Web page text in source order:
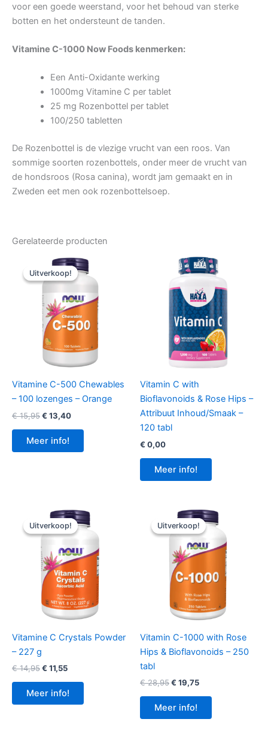
voor een goede weerstand, voor het behoud van sterke
botten en het ondersteunt de tanden.
Vitamine C-1000 Now Foods kenmerken:
Een Anti-Oxidante werking
1000mg Vitamine C per tablet
25 mg Rozenbottel per tablet
100/250 tabletten
De Rozenbottel is de vlezige vrucht van een roos. Van
sommige soorten rozenbottels, onder meer de vrucht van
de hondsroos (Rosa canina), wordt jam gemaakt en in
Zweden eet men ook rozenbottelsoep.
Gerelateerde producten
Uitverkoop!
Uitverkoop!
Vitamine C-500 Chewables
– 100 lozenges – Orange
€15,95Oorspronkelijke
was:
€ 15,95.
€ 13,40Huidige
Meer info!
Vitamin C with
Bioflavonoids & Rose Hips –
Attribuut Inhoud/Smaak –
120 tabl
€ 0,00
Meer info!
Uitverkoop!
Uitverkoop!
Vitamine C Crystals Powder
– 227 g
€14,95Oorspronkelijke
was:
€ 14,95.
€ 11,55Huidige
is:
€ 11,55.
Meer info!
Uitverkoop!
Uitverkoop!
Vitamin C-1000 with Rose
Hips & Bioflavonoids – 250
tabl
€28,95Oorspronkelijke
was:
€ 28,95.
€ 19,75Huidige
Meer info!